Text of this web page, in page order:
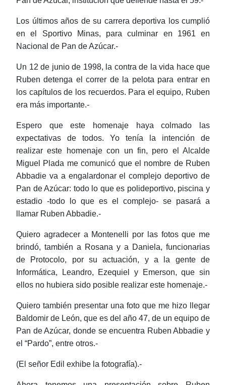
Los últimos años de su carrera deportiva los cumplió
en el Sportivo Minas, para culminar en 1961 en
Nacional de Pan de Azúcar.-
Un 12 de junio de 1998, la contra de la vida hace que
Ruben detenga el correr de la pelota para entrar en
los capítulos de los recuerdos. Para el equipo, Ruben
era más importante.-
Espero que este homenaje haya colmado las
expectativas de todos. Yo tenía la intención de
realizar este homenaje con un fin, pero el Alcalde
Miguel Plada me comunicó que el nombre de Ruben
Abbadie va a engalardonar el complejo deportivo de
Pan de Azúcar: todo lo que es polideportivo, piscina y
estadio -todo lo que es el complejo- se pasará a
llamar Ruben Abbadie.-
Quiero agradecer a Montenelli por las fotos que me
brindó, también a Rosana y a Daniela, funcionarias
de Protocolo, por su actuación, y a la gente de
Informática, Leandro, Ezequiel y Emerson, que sin
ellos no hubiera sido posible realizar este homenaje.-
Quiero también presentar una foto que me hizo llegar
Baldomir de León, que es del año 47, de un equipo de
Pan de Azúcar, donde se encuentra Ruben Abbadie y
el “Pardo”, entre otros.-
(El señor Edil exhibe la fotografía).-